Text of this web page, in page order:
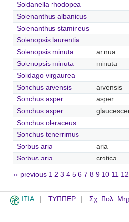
Soldanella rhodopea
Solenanthus albanicus
Solenanthus stamineus
Solenopsis laurentia
Solenopsis minuta
annua
Solenopsis minuta
minuta
Solidago virgaurea
Sonchus arvensis
arvensis
Sonchus asper
asper
Sonchus asper
Sonchus oleraceus
Sonchus tenerrimus
Sorbus aria
aria
Sorbus aria
cretica
‹‹ previous 1 2 3 4 5 6 7 8 9 10 11 12
ITIA ΤΥΠΠΕΡ Σχ. Πολ.